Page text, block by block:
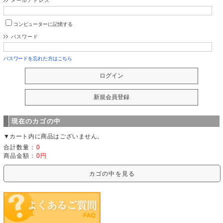
コンピューターに記憶する
パスワード
パスワードを忘れた方はこちら
現在のカゴの中
▼カート内に商品はございません。
合計数量： 0
商品金額： 0円
カゴの中を見る